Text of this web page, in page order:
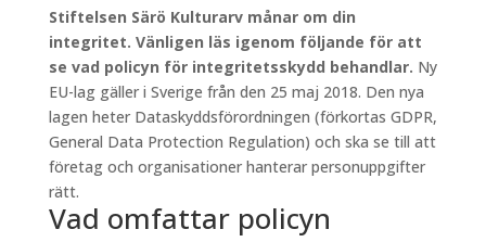
Stiftelsen Särö Kulturarv månar om din
integritet. Vänligen läs igenom följande för att
se vad policyn för integritetsskydd behandlar. Ny
EU-lag gäller i Sverige från den 25 maj 2018. Den nya
lagen heter Dataskyddsförordningen (förkortas GDPR,
General Data Protection Regulation) och ska se till att
företag och organisationer hanterar personuppgifter
rätt.
Vad omfattar policyn